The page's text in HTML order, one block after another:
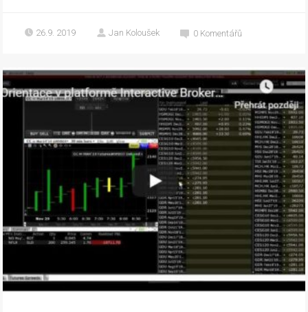
26.9. 2019 Jan Koloušek 0 Komentářů